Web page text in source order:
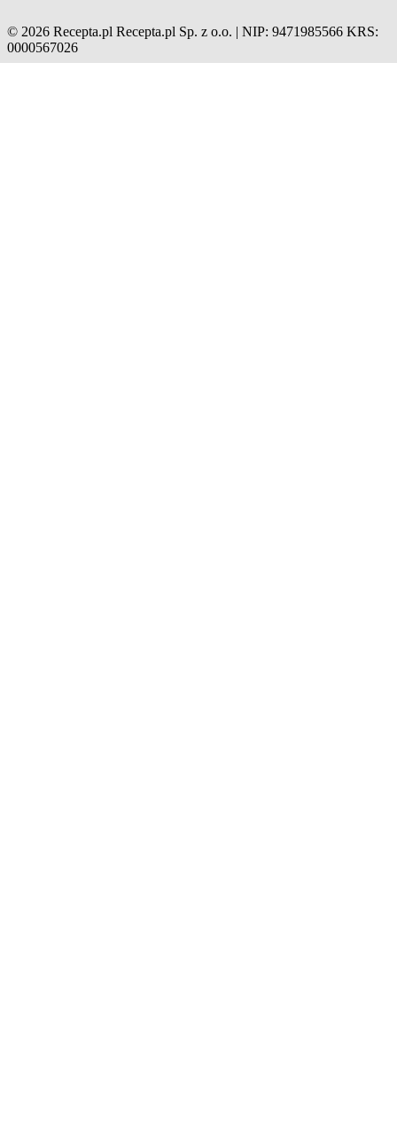
© 2026 Recepta.pl Recepta.pl Sp. z o.o. | NIP: 9471985566 KRS:
0000567026